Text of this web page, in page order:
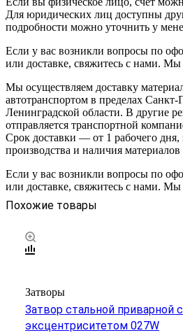
Для юридических лиц доступны
подробности можно уточнить у
Если у вас возникли вопросы по
или доставке, свяжитесь с нами. Мы
Мы осуществляем доставку
автотранспортом в пределах Санкт-
Ленинградской области. В другие
отправляется транспортной
Срок доставки — от 1 рабочего дня,
производства и наличия материалов
Если у вас возникли вопросы по
или доставке, свяжитесь с нами. Мы
Похожие товары
Затворы
Затвор стальной приварной с
эксцентриситетом 027W